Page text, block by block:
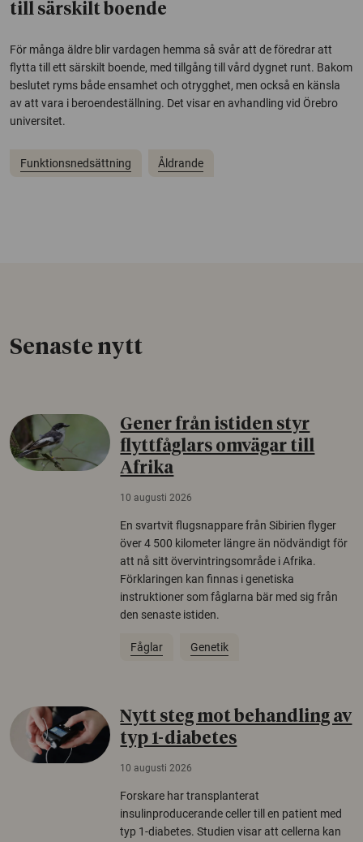
till särskilt boende
För många äldre blir vardagen hemma så svår att de föredrar att
flytta till ett särskilt boende, med tillgång till vård dygnet runt. Bakom
beslutet ryms både ensamhet och otrygghet, men också en känsla
av att vara i beroendeställning. Det visar en avhandling vid Örebro
universitet.
Funktionsnedsättning Åldrande
Senaste nytt
Gener från istiden styr
flyttfåglars omvägar till
Afrika
10 augusti 2026
En svartvit flugsnappare från Sibirien flyger
över 4 500 kilometer längre än nödvändigt för
att nå sitt övervintringsområde i Afrika.
Förklaringen kan finnas i genetiska
instruktioner som fåglarna bär med sig från
den senaste istiden.
Fåglar Genetik
Nytt steg mot behandling av
typ 1-diabetes
10 augusti 2026
Forskare har transplanterat
insulinproducerande celler till en patient med
typ 1-diabetes. Studien visar att cellerna kan